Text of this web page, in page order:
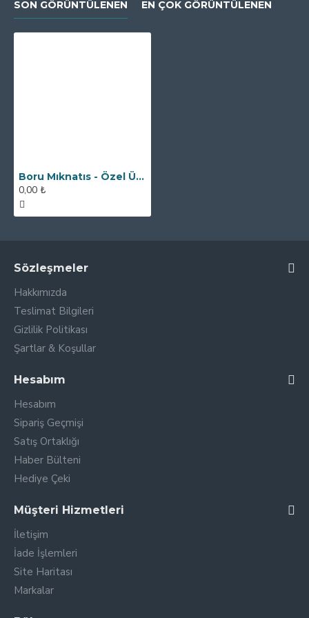
SON GÖRÜNTÜLENEN EN ÇOK GÖRÜNTÜLENEN
Boru Mıknatıs - Özel Üretim Fişek Tipi
0,00 ₺
Sözleşmeler
Hakkımızda
Teslimat Bilgileri
Gizlilik Politikası
Şartlar & Koşullar
Hesabım
Hesabım
Sipariş Geçmişi
Satış Ortaklığı
Haber Bülteni
Hediye Çeki
Müşteri Hizmetleri
İletişim
İade İşlemleri
Site Haritası
Markalar